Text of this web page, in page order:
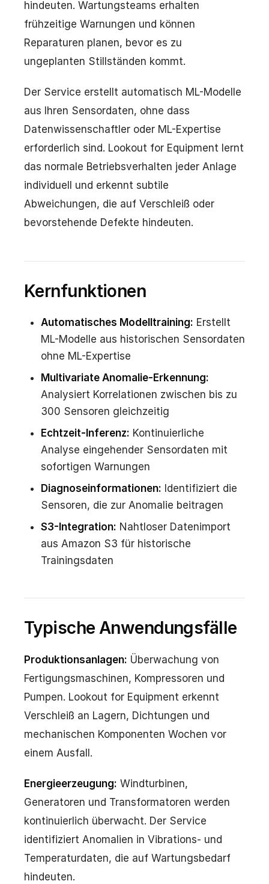
hindeuten. Wartungsteams erhalten
frühzeitige Warnungen und können
Reparaturen planen, bevor es zu
ungeplanten Stillständen kommt.
Der Service erstellt automatisch ML-Modelle
aus Ihren Sensordaten, ohne dass
Datenwissenschaftler oder ML-Expertise
erforderlich sind. Lookout for Equipment lernt
das normale Betriebsverhalten jeder Anlage
individuell und erkennt subtile
Abweichungen, die auf Verschleiß oder
bevorstehende Defekte hindeuten.
Kernfunktionen
Automatisches Modelltraining: Erstellt
ML-Modelle aus historischen Sensordaten
ohne ML-Expertise
Multivariate Anomalie-Erkennung:
Analysiert Korrelationen zwischen bis zu
300 Sensoren gleichzeitig
Echtzeit-Inferenz: Kontinuierliche
Analyse eingehender Sensordaten mit
sofortigen Warnungen
Diagnoseinformationen: Identifiziert die
Sensoren, die zur Anomalie beitragen
S3-Integration: Nahtloser Datenimport
aus Amazon S3 für historische
Trainingsdaten
Typische Anwendungsfälle
Produktionsanlagen: Überwachung von
Fertigungsmaschinen, Kompressoren und
Pumpen. Lookout for Equipment erkennt
Verschleiß an Lagern, Dichtungen und
mechanischen Komponenten Wochen vor
einem Ausfall.
Energieerzeugung: Windturbinen,
Generatoren und Transformatoren werden
kontinuierlich überwacht. Der Service
identifiziert Anomalien in Vibrations- und
Temperaturdaten, die auf Wartungsbedarf
hindeuten.